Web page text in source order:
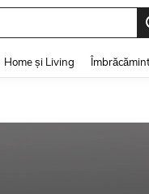
Home și Living